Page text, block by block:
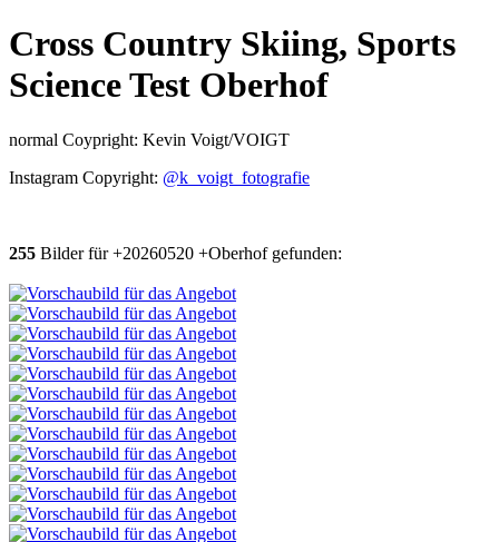
Cross Country Skiing, Sports
Science Test Oberhof
normal Coypright: Kevin Voigt/VOIGT
Instagram Copyright: @k_voigt_fotografie
255 Bilder für +20260520 +Oberhof gefunden: